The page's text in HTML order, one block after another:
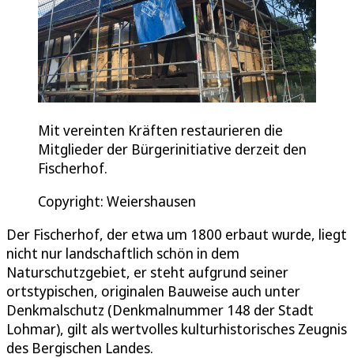
Mit vereinten Kräften restaurieren die
Mitglieder der Bürgerinitiative derzeit den
Fischerhof.
Copyright: Weiershausen
Der Fischerhof, der etwa um 1800 erbaut wurde, liegt
nicht nur landschaftlich schön in dem
Naturschutzgebiet, er steht aufgrund seiner
ortstypischen, originalen Bauweise auch unter
Denkmalschutz (Denkmalnummer 148 der Stadt
Lohmar), gilt als wertvolles kulturhistorisches Zeugnis
des Bergischen Landes.